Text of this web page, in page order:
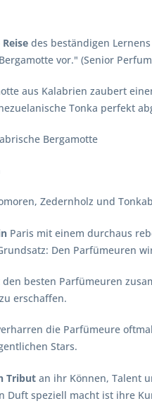
des beständigen
vor." (Senior
aus Kalabrien zaubert
Tonka perfekt
Bergamotte
Zedernholz und
Paris mit einem durchaus
Den Parfümeuren
besten Parfümeuren
erschaffen.
die Parfümeure
Stars.
Tribut an ihr Können, Talent
Duft speziell macht ist ihre